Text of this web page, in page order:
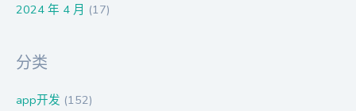
2024 年 4 月 (17)
分类
app开发 (152)